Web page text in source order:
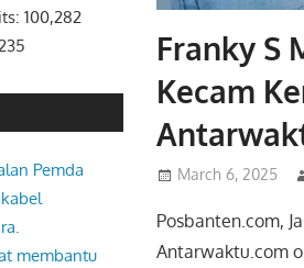
Franky S
Kecam
March 6, 2025
Posbanten.com,
Antarwaktu.com
100,282
Pemda
membantu